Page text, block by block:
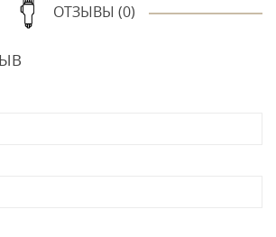
ОТЗЫВЫ (0)